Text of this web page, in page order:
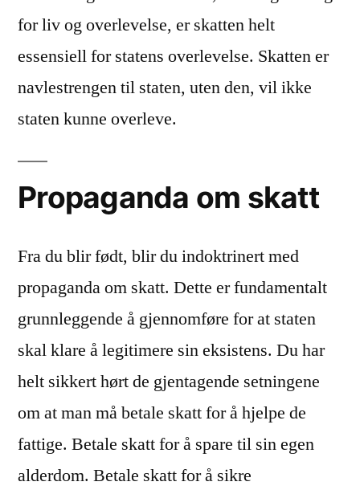
for liv og overlevelse, er skatten helt
essensiell for statens overlevelse. Skatten er
navlestrengen til staten, uten den, vil ikke
staten kunne overleve.
Propaganda om skatt
Fra du blir født, blir du indoktrinert med
propaganda om skatt. Dette er fundamentalt
grunnleggende å gjennomføre for at staten
skal klare å legitimere sin eksistens. Du har
helt sikkert hørt de gjentagende setningene
om at man må betale skatt for å hjelpe de
fattige. Betale skatt for å spare til sin egen
alderdom. Betale skatt for å sikre